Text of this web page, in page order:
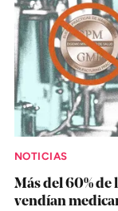
NOTICIAS
Más del 60%
vendían